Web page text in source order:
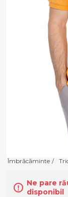
Îmbrăcăminte /
Ne pare
disponibil